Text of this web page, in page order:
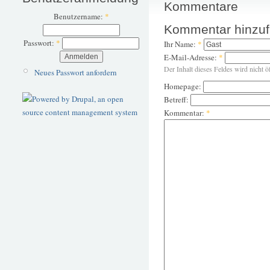
Benutzername: *
Passwort: *
Neues Passwort anfordern
Kommentare
Kommentar
Ihr Name: *
E-Mail-Adresse: *
Der Inhalt dieses Feldes wird nicht
Homepage:
Betreff:
Kommentar: *